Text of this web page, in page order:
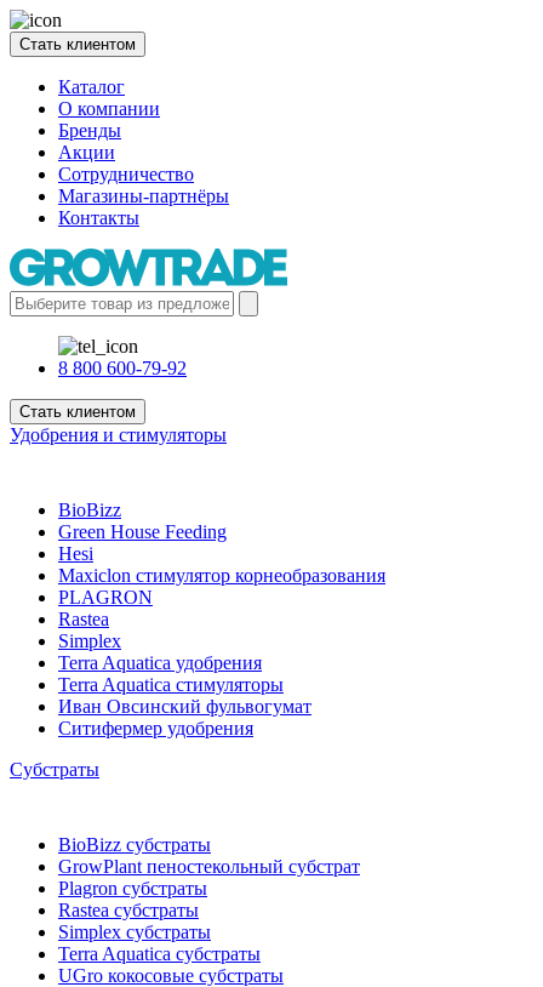
Стать клиентом
Каталог
О компании
Бренды
Акции
Сотрудничество
Магазины-партнёры
Контакты
8 800 600-79-92
Стать клиентом
Удобрения и стимуляторы
BioBizz
Green House Feeding
Hesi
Maxiclon стимулятор корнеобразования
PLAGRON
Rastea
Simplex
Terra Aquatica удобрения
Terra Aquatica стимуляторы
Иван Овсинский фульвогумат
Ситифермер удобрения
Субстраты
BioBizz cубстраты
GrowPlant пеностекольный субстрат
Plagron cубстраты
Rastea cубстраты
Simplex cубстраты
Terra Aquatica cубстраты
UGro кокосовые субстраты